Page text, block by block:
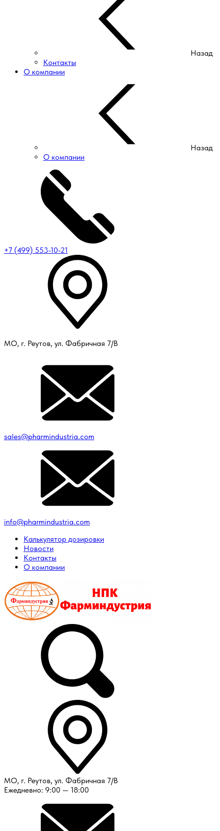
Назад
Контакты
О компании
Назад
О компании
+7 (499) 553-10-21
МО, г. Реутов, ул. Фабричная 7/В
sales@pharmindustria.com
info@pharmindustria.com
Калькулятор дозировки
Новости
Контакты
О компании
МО, г. Реутов, ул. Фабричная 7/В
Ежедневно: 9:00 — 18:00